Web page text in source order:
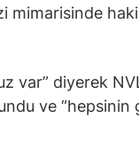
mimarisinde
var” diyerek
ve